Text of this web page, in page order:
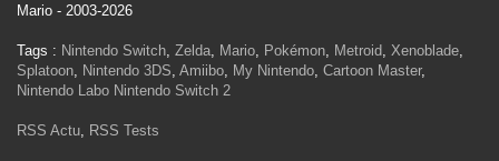
Mario - 2003-2026
Tags : Nintendo Switch, Zelda, Mario, Pokémon, Metroid, Xenoblade,
Splatoon, Nintendo 3DS, Amiibo, My Nintendo, Cartoon Master,
Nintendo Labo Nintendo Switch 2
RSS Actu, RSS Tests